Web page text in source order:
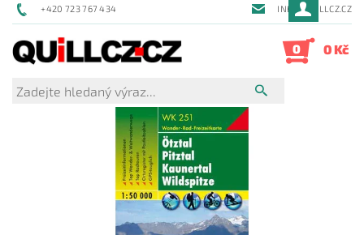
+420 723 767 434 INFO@QUILLCZ.CZ
0 0 Kč